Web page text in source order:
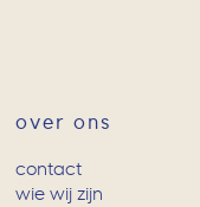
over ons
contact
wie wij zijn